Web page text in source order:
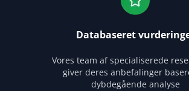
Databaseret
Vores team af specialiserede
giver deres anbefalinger
dybdegående analyse